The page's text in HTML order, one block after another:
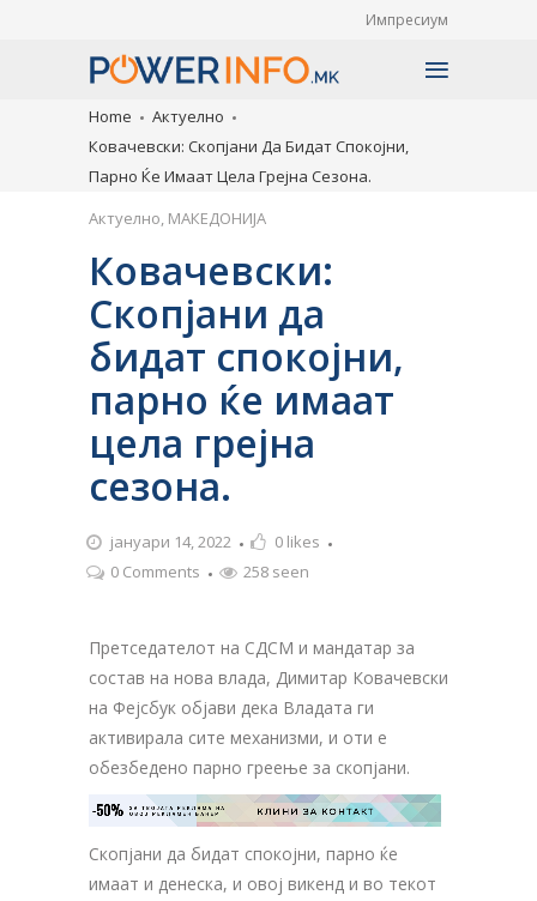
Импресиум
Home
Актуелно
Ковачевски: Скопјани Да Бидат Спокојни,
Парно Ќе Имаат Цела Грејна Сезона.
Актуелно, МАКЕДОНИЈА
Ковачевски:
Скопјани да
бидат спокојни,
парно ќе имаат
цела грејна
сезона.
јануари 14, 2022 0 likes
0 Comments
258 seen
Претседателот на СДСМ и мандатар за
состав на нова влада, Димитар Ковачевски
на Фејсбук објави дека Владата ги
активирала сите механизми, и оти е
обезбедено парно греење за скопјани.
-50% ЗА ТВОЈАТА РЕКЛАМА НА
ОВОЈ РЕКЛАМЕН БАНЕР КЛИНИ ЗА КОНТАКТ
Скопјани да бидат спокојни, парно ќе
имаат и денеска, и овој викенд и во текот